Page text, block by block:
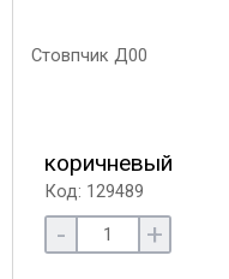
коричневый
Код: 129489
- +